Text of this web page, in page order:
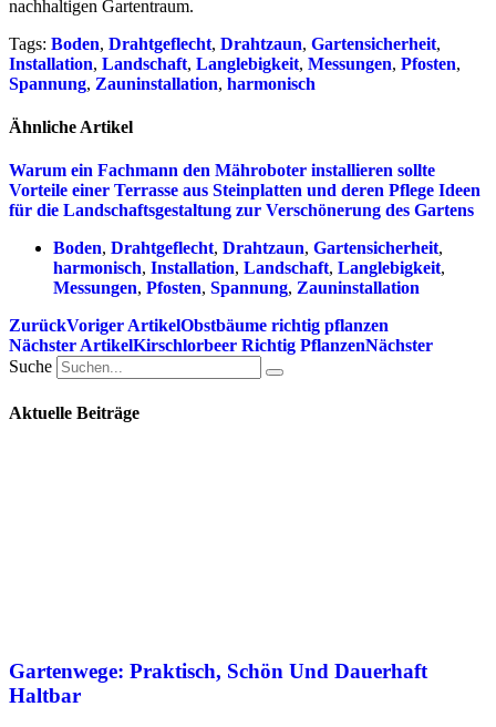
nachhaltigen Gartentraum.
Tags: Boden, Drahtgeflecht, Drahtzaun, Gartensicherheit,
Installation, Landschaft, Langlebigkeit, Messungen, Pfosten,
Spannung, Zauninstallation, harmonisch
Ähnliche Artikel
Warum ein Fachmann den Mähroboter installieren sollte
Vorteile einer Terrasse aus Steinplatten und deren Pflege Ideen
für die Landschaftsgestaltung zur Verschönerung des Gartens
Boden, Drahtgeflecht, Drahtzaun, Gartensicherheit,
harmonisch, Installation, Landschaft, Langlebigkeit,
Messungen, Pfosten, Spannung, Zauninstallation
ZurückVoriger ArtikelObstbäume richtig pflanzen
Nächster ArtikelKirschlorbeer Richtig PflanzenNächster
Suche
Aktuelle Beiträge
Gartenwege: Praktisch, Schön Und Dauerhaft
Haltbar